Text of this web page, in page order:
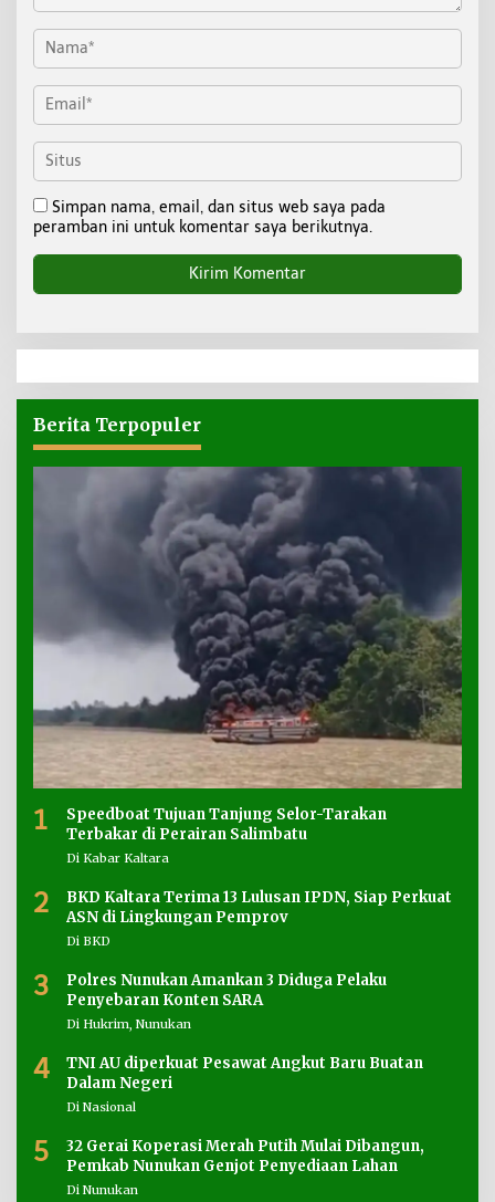
Simpan nama, email, dan situs web saya pada
peramban ini untuk komentar saya berikutnya.
Berita Terpopuler
1
Speedboat Tujuan Tanjung Selor-Tarakan
Terbakar di Perairan Salimbatu
Di Kabar Kaltara
2
BKD Kaltara Terima 13 Lulusan IPDN, Siap Perkuat
ASN di Lingkungan Pemprov
Di BKD
3
Polres Nunukan Amankan 3 Diduga Pelaku
Penyebaran Konten SARA
Di Hukrim, Nunukan
4
TNI AU diperkuat Pesawat Angkut Baru Buatan
Dalam Negeri
Di Nasional
5
32 Gerai Koperasi Merah Putih Mulai Dibangun,
Pemkab Nunukan Genjot Penyediaan Lahan
Di Nunukan